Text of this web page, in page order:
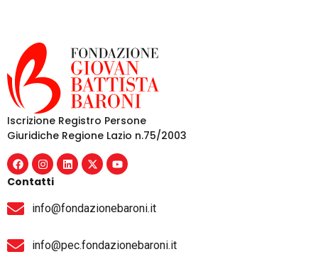
Iscrizione Registro Persone
Giuridiche Regione Lazio n.75/2003
Contatti
info@fondazionebaroni.it
info@pec.fondazionebaroni.it